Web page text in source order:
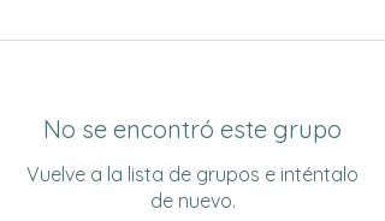
No se encontró este grupo
Vuelve a la lista de grupos e inténtalo
de nuevo.